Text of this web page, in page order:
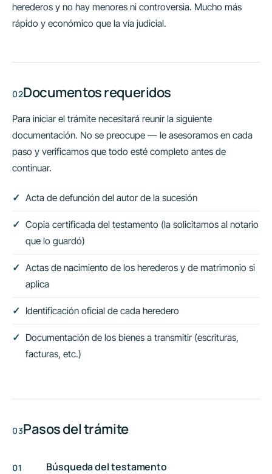
herederos y no hay menores ni controversia. Mucho más
rápido y económico que la vía judicial.
Documentos requeridos
Para iniciar el trámite necesitará reunir la siguiente
documentación. No se preocupe — le asesoramos en cada
paso y verificamos que todo esté completo antes de
continuar.
Acta de defunción del autor de la sucesión
Copia certificada del testamento (la solicitamos al notario
que lo guardó)
Actas de nacimiento de los herederos y de matrimonio si
aplica
Identificación oficial de cada heredero
Documentación de los bienes a transmitir (escrituras,
facturas, etc.)
Pasos del trámite
Búsqueda del testamento